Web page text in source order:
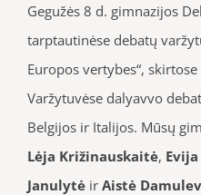
Gegužės 8 d. gimnazijos
tarptautinėse debatų
Europos vertybes“,
Varžytuvėse dalyavvo
Belgijos ir Italijos. Mūsų
Lėja Križinauskaitė,
Janulytė ir Aistė